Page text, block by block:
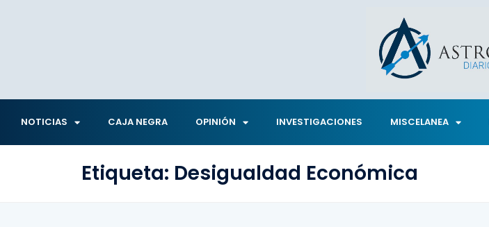
NOTICIAS CAJA NEGRA OPINIÓN INVESTIGACIONES MISCELANEA
Etiqueta: Desigualdad Económica